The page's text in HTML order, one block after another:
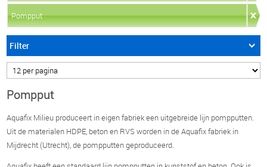
Pompput
Filter
Pompput
Aquafix Milieu produceert in eigen fabriek een uitgebreide lijn pompputten.
Uit de materialen HDPE, beton en RVS worden in de Aquafix fabriek in
Mijdrecht (Utrecht), de pompputten geproduceerd.